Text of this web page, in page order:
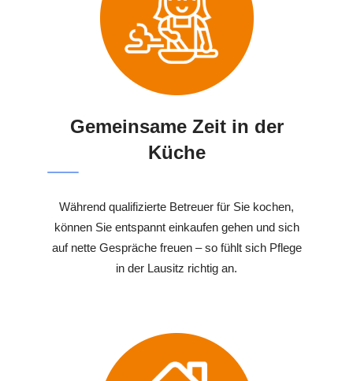
Gemeinsame Zeit in der
Küche
Während qualifizierte Betreuer für Sie kochen,
können Sie entspannt einkaufen gehen und sich
auf nette Gespräche freuen – so fühlt sich Pflege
in der Lausitz richtig an.